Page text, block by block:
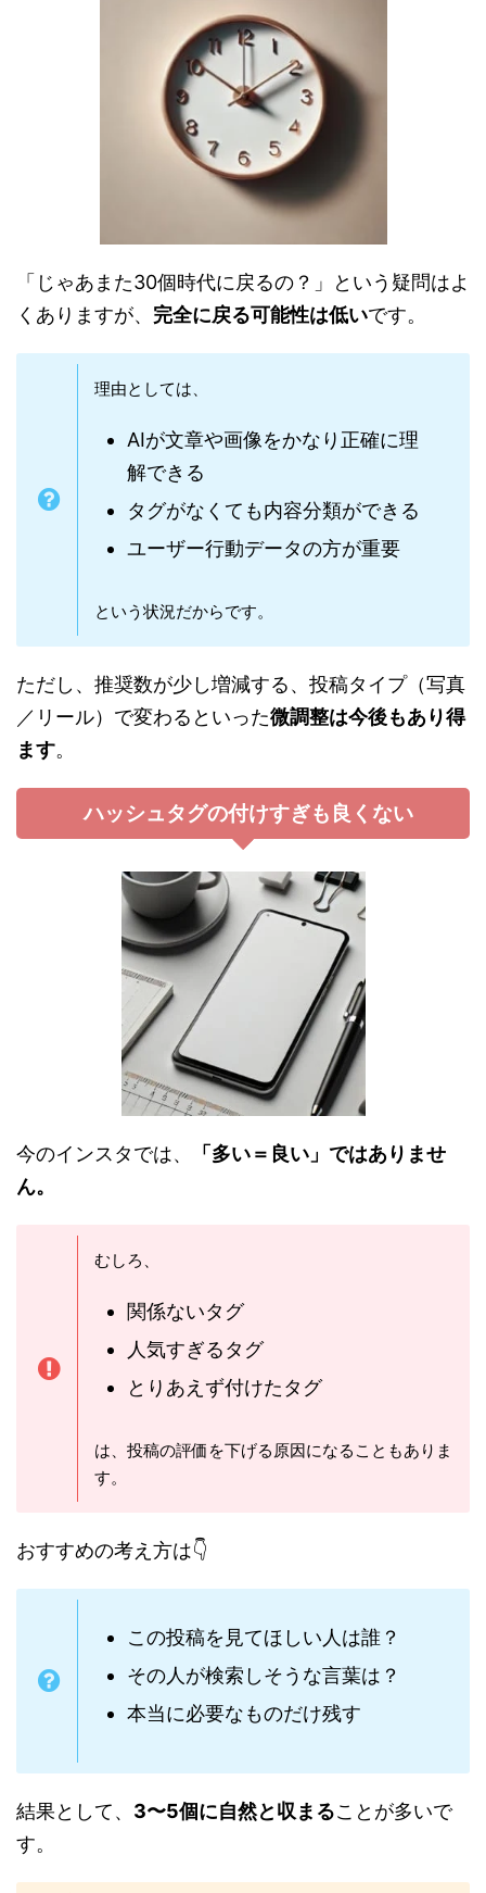
「じゃあまた30個時代に戻るの？」という疑問はよ
くありますが、 完全に戻る可能性は低いです。
理由としては、
AIが文章や画像をかなり正確に理
解できる
タグがなくても内容分類ができる
ユーザー行動データの方が重要
という状況だからです。
ただし、推奨数が少し増減する、投稿タイプ（写真
／リール）で変わるといった微調整は今後もあり得
ます。
ハッシュタグの付けすぎも良くない
今のインスタでは、
「多い＝良い」ではありませ
ん。
むしろ、
関係ないタグ
人気すぎるタグ
とりあえず付けたタグ
は、投稿の評価を下げる原因になることもありま
す。
おすすめの考え方は👇
この投稿を見てほしい人は誰？
その人が検索しそうな言葉は？
本当に必要なものだけ残す
結果として、 3〜5個に自然と収まることが多いで
す。